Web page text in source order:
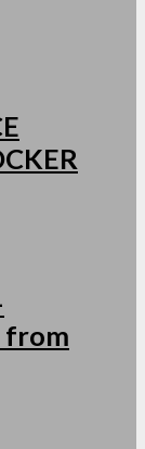
from